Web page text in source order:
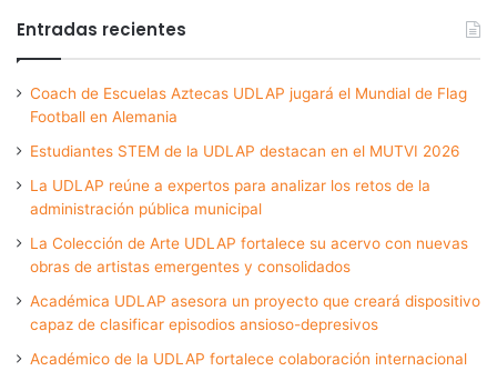
Entradas recientes
Coach de Escuelas Aztecas UDLAP jugará el Mundial de Flag
Football en Alemania
Estudiantes STEM de la UDLAP destacan en el MUTVI 2026
La UDLAP reúne a expertos para analizar los retos de la
administración pública municipal
La Colección de Arte UDLAP fortalece su acervo con nuevas
obras de artistas emergentes y consolidados
Académica UDLAP asesora un proyecto que creará dispositivo
capaz de clasificar episodios ansioso-depresivos
Académico de la UDLAP fortalece colaboración internacional